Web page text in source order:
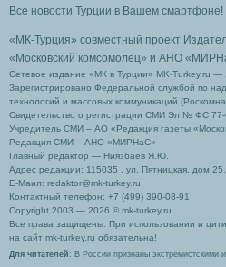
Все новости Турции в Вашем смартфоне!
«МК-Турция» совместный проект
«Московский комсомолец» и АНО
Сетевое издание «МК в Турции» MK-Turkey.ru —
Зарегистрировано Федеральной службой по
технологий и массовых коммуникаций
Свидетельство о регистрации СМИ Эл № ФС 77-
Учредитель СМИ – АО «Редакция газеты
Редакция СМИ – АНО «МИРНаС»
Главный редактор — Ниязбаев Я.Ю.
Адрес редакции: 115035 , ул. Пятницкая, дом
Е-Маил: redaktor@mk-turkey.ru
Контактный телефон: +7 (499) 390-08-91
Copyright 2003 — 2026 © mk-turkey.ru
Все права защищены. При использовании и
на сайт mk-turkey.ru обязательна!
Для читателей : В России признаны